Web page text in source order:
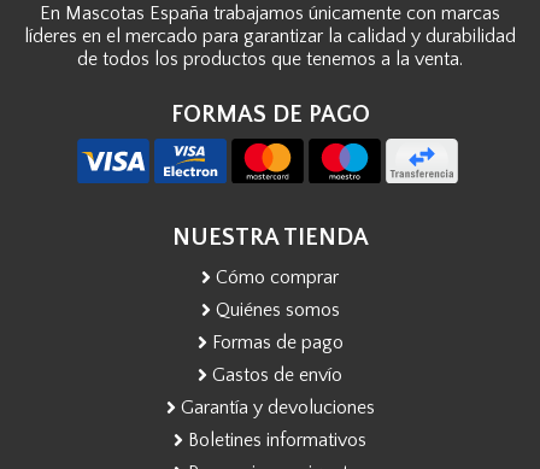
En Mascotas España trabajamos únicamente con marcas
líderes en el mercado para garantizar la calidad y durabilidad
de todos los productos que tenemos a la venta.
FORMAS DE PAGO
NUESTRA TIENDA
Cómo comprar
Quiénes somos
Formas de pago
Gastos de envío
Garantía y devoluciones
Boletines informativos